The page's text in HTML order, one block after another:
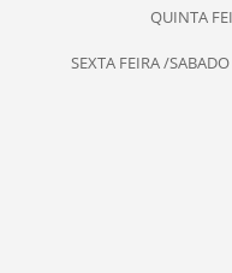
QUINTA
SEXTA FEIRA /